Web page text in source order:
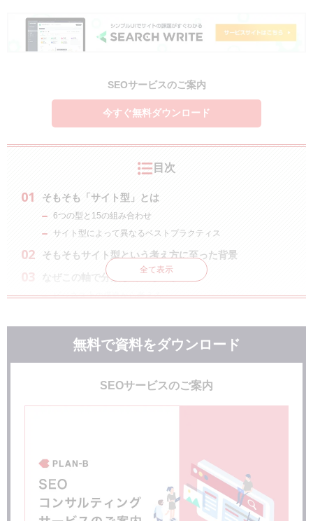
SEOサービスのご案内
今すぐ無料ダウンロード
目次
そもそも「サイト型」とは
6つの型と15の組み合わせ
サイト型によって異なるベストプラクティス
そもそもサイト型という考え方に至った背景
なぜこの軸で分類しているのか
ビジネス上の構造から考える
全て表示
無料で資料をダウンロード
SEOサービスのご案内